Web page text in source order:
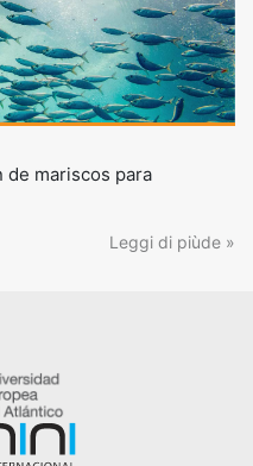
de mariscos para
Leggi di piùde »